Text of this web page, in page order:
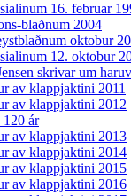
16. februar
blaðnum 2004
oktobur
12. oktobur
skrivar um
av klappjaktini 2011
av klappjaktini 2012
ár
av klappjaktini 2013
av klappjaktini 2014
av klappjaktini 2015
av klappjaktini 2016